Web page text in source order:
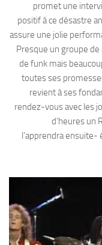
promet une
positif à ce désastre
assure une jolie
Presque un groupe
de funk mais
toutes ses
revient à ses
rendez-vous avec les
d’heures un
l’apprendra ensuite-